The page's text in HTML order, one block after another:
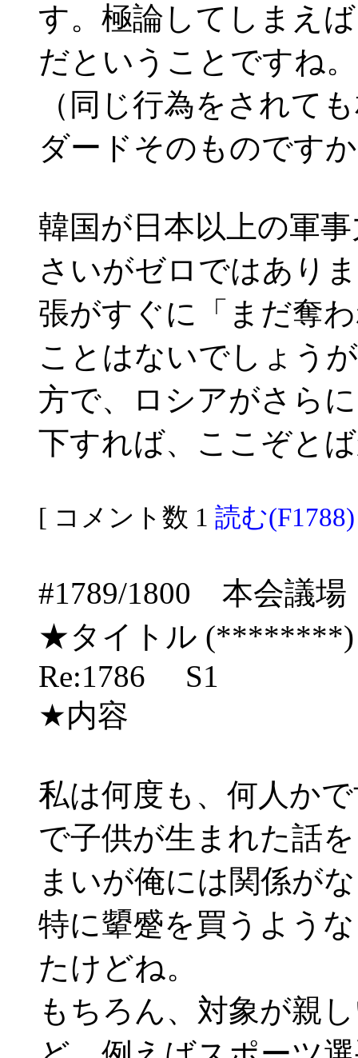
す。極論してしまえ
だということですね
（同じ行為をされて
ダードそのものです
韓国が日本以上の軍
さいがゼロではあり
張がすぐに「まだ奪
ことはないでしょう
方で、ロシアがさら
下すれば、ここぞと
[ コメント数 1 読む(F1788)
#1789/1800 本会
★タイトル (********)
Re:1786 S1
★内容
私は何度も、何人か
で子供が生まれた話
まいが俺には関係が
特に顰蹙を買うよう
たけどね。
もちろん、対象が親